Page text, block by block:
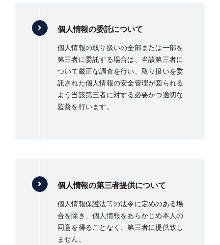
個人情報の委託について
個人情報の取り扱いの全部または一部を
第三者に委託する場合は、当該第三者に
ついて厳正な調査を行い、取り扱いを委
託された個人情報の安全管理が図られる
よう当該第三者に対する必要かつ適切な
監督を行います。
個人情報の第三者提供について
個人情報保護法等の法令に定めのある場
合を除き、個人情報をあらかじめ本人の
同意を得ることなく、第三者に提供致し
ません。